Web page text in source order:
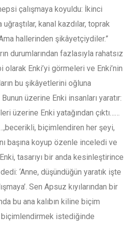
çalışmaya koyuldu: İkinci
kanal kazdılar, toprak
hallerinden şikâyetçiydiler.”
durumlarından fazlasıyla rahatsız
olarak Enki’yi görmeleri ve Enki’nin
bu şikâyetlerini oğluna
üzerine Enki insanları yaratır:
üzerine Enki yatağından çıktı……
biçimlendiren her şeyi,
başına koyup özenle inceledi ve
tasarıyı bir anda kesinleştirince
‘Anne, düşündüğün yaratık işte
Sen Apsuz kıyılarından bir
bu ana kalıbın kiline biçim
istediğinde